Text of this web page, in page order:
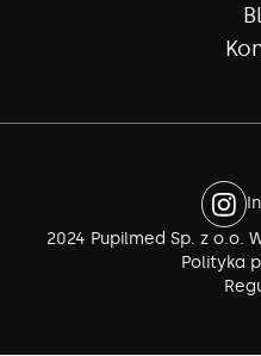
2024 Pupilmed Sp. z o.o.
Polityka